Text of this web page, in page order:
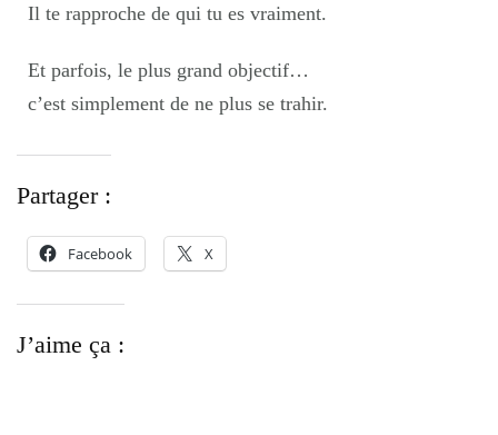
Il te rapproche de qui tu es vraiment.
Et parfois, le plus grand objectif…
c’est simplement de ne plus se trahir.
Partager :
Facebook X
J’aime ça :